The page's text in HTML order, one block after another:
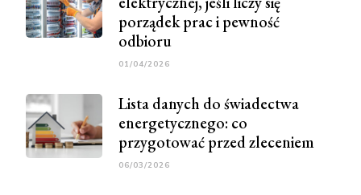
porządek prac i pewność
odbioru
01/04/2026
Lista danych do świadectwa
energetycznego: co
przygotować przed zleceniem
06/03/2026